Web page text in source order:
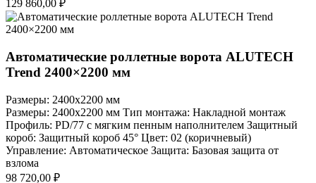
129 860,00 ₽
Автоматические роллетные ворота ALUTECH
Trend 2400×2200 мм
Размеры: 2400x2200 мм
Размеры: 2400x2200 мм Тип монтажа: Накладной монтаж
Профиль: PD/77 c мягким пенным наполнителем Защитный
короб: Защитный короб 45° Цвет: 02 (коричневый)
Управление: Автоматическое Защита: Базовая защита от
взлома
98 720,00 ₽